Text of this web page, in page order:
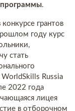
.
грантов
году курс
стать
Russia
2022 года
лицея
в отборочном